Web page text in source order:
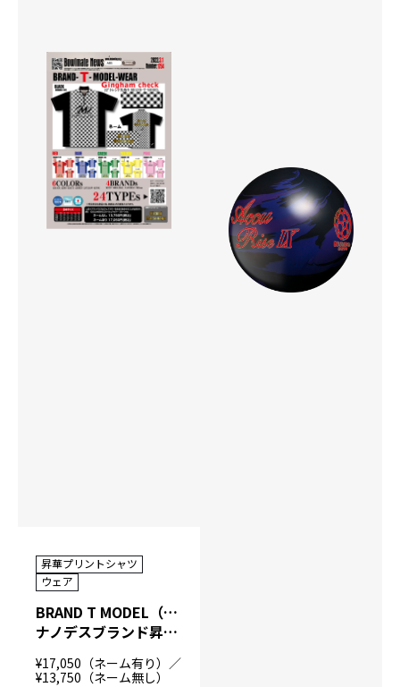
昇華プリントシャツ
ウェア
BRAND T MODEL（NANODESU）
ナノデスブランド昇華プリントシャツ
¥17,050（ネーム有り）／
¥13,750（ネーム無し）